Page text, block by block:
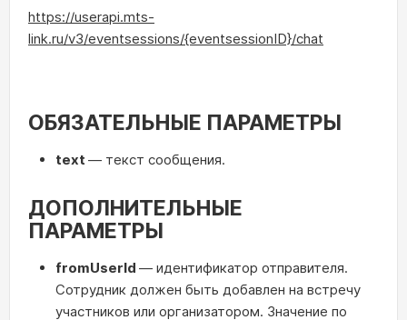
https://userapi.mts-
link.ru/v3/eventsessions/{eventsessionID}/chat
ОБЯЗАТЕЛЬНЫЕ ПАРАМЕТРЫ
text — текст сообщения.
ДОПОЛНИТЕЛЬНЫЕ
ПАРАМЕТРЫ
fromUserId — идентификатор отправителя.
Сотрудник должен быть добавлен на встречу
участников или организатором. Значение по